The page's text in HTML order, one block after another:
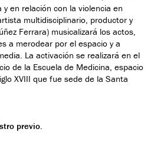
en relación con la violencia en
multidisciplinario, productor y
Ferrara) musicalizará los actos,
a merodear por el espacio y a
La activación se realizará en el
de la Escuela de Medicina, espacio
XVIII que fue sede de la Santa
previo.